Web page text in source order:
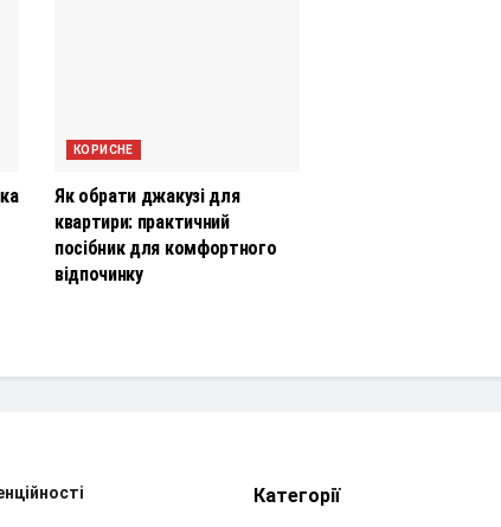
КОРИСНЕ
Як обрати джакузі для
квартири: практичний
посібник для комфортного
відпочинку
Категорії